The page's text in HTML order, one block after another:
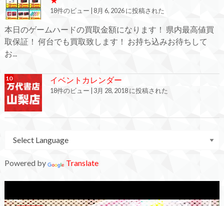
18件のビュー 8月 6, 2026 に投稿された
本日のゲームハードの買取金額になります！ 県内最高値買
取保証！ 何台でも買取致します！ お持ち込みお待ちして
お...
イベントカレンダー
18件のビュー 3月 28, 2018 に投稿された
Powered by Translate